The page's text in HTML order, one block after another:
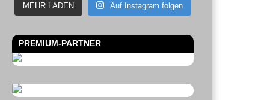
MEHR LADEN Auf Instagram folgen
PREMIUM-PARTNER